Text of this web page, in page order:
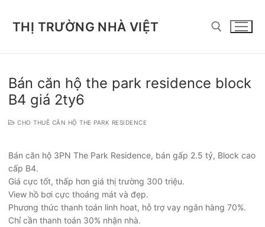
THỊ TRƯỜNG NHÀ VIỆT
Bán căn hộ the park residence block
B4 giá 2ty6
CHO THUÊ CĂN HỘ THE PARK RESIDENCE
Bán căn hộ 3PN The Park Residence, bán gấp 2.5 tỷ, Block cao
cấp B4.
Giá cực tốt, thấp hơn giá thị trường 300 triệu.
View hồ bơi cực thoáng mát và đẹp.
Phương thức thanh toán linh hoat, hỗ trợ vay ngân hàng 70%.
Chỉ cần thanh toán 30% nhận nhà.